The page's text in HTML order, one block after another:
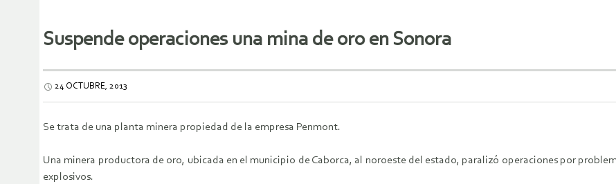
Suspende operaciones una mina de oro en Sonora
24 OCTUBRE, 2013
Se trata de una planta minera propiedad de la empresa Penmont.
Una minera productora de oro, ubicada en el municipio de Caborca, al noroeste del estado, paralizó operaciones por
explosivos.